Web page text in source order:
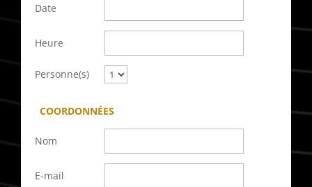
Date
Heure
Personne(s)
COORDONNÉES
Nom
E-mail